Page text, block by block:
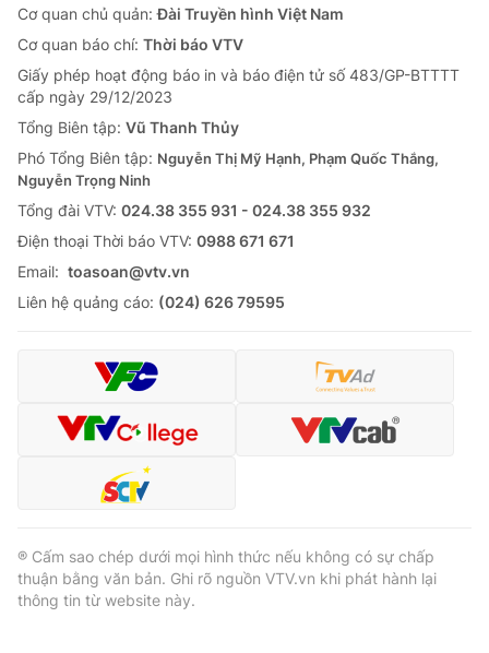
Cơ quan chủ quản:Đài Truyền hình Việt Nam
Cơ quan báo chí: Thời báo VTV
Giấy phép hoạt động báo in và báo điện tử số 483/GP-BTTTT
cấp ngày 29/12/2023
Tổng Biên tập: Vũ Thanh Thủy
Phó Tổng Biên tập: Nguyễn Thị Mỹ Hạnh, Phạm Quốc Thắng,
Nguyễn Trọng Ninh
Tổng đài VTV: 024.38 355 931 - 024.38 355 932
Ðiện thoại Thời báo VTV: 0988 671 671
Email: toasoan@vtv.vn
Liên hệ quảng cáo: (024) 626 79595
® Cấm sao chép dưới mọi hình thức nếu không có sự chấp
thuận bằng văn bản. Ghi rõ nguồn VTV.vn khi phát hành lại
thông tin từ website này.